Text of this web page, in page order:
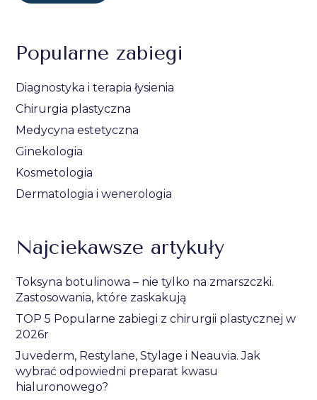
Popularne zabiegi
Diagnostyka i terapia łysienia
Chirurgia plastyczna
Medycyna estetyczna
Ginekologia
Kosmetologia
Dermatologia i wenerologia
Najciekawsze artykuły
Toksyna botulinowa – nie tylko na zmarszczki.
Zastosowania, które zaskakują
TOP 5 Popularne zabiegi z chirurgii plastycznej w
2026r
Juvederm, Restylane, Stylage i Neauvia. Jak
wybrać odpowiedni preparat kwasu
hialuronowego?